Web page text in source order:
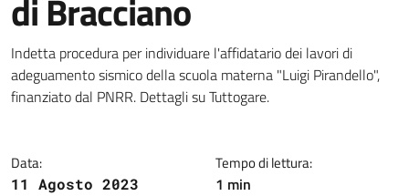
di Bracciano
Dettagli della notizia
Indetta procedura per individuare l'affidatario dei lavori di
adeguamento sismico della scuola materna "Luigi Pirandello",
finanziato dal PNRR. Dettagli su Tuttogare.
Data:
11 Agosto 2023
Tempo di lettura:
1 min